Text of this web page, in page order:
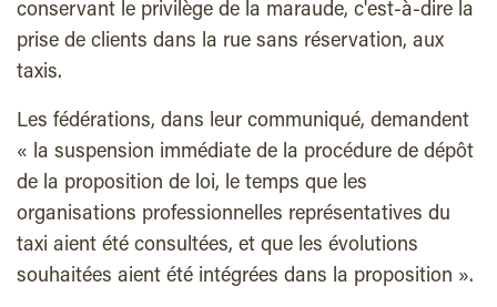
conservant le privilège de la maraude, c'est-à-dire la
prise de clients dans la rue sans réservation, aux
taxis.
Les fédérations, dans leur communiqué, demandent
« la suspension immédiate de la procédure de dépôt
de la proposition de loi, le temps que les
organisations professionnelles représentatives du
taxi aient été consultées, et que les évolutions
souhaitées aient été intégrées dans la proposition ».